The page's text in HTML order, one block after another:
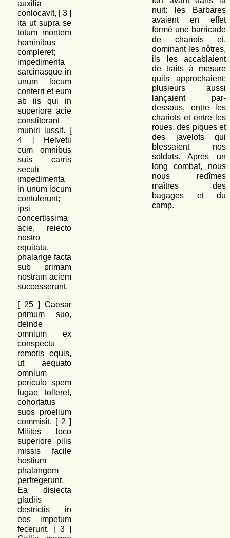
auxilia
conlocavit, [3 ]
ita ut supra se
totum montem
hominibus
compleret;
impedimenta
sarcinasque in
unum locum
conterri et eum
ab iis qui in
superiore acie
constiterant
muniri iussit. [
4 ] Helvetii
cum omnibus
suis carris
secuti
impedimenta
in unum locum
contulerunt;
ipsi
concertissima
acie, reiecto
nostro
equitatu,
phalange facta
sub primam
nostram aciem
successerunt.
[ 25 ] Caesar
primum suo,
deinde
omnium ex
conspectu
remotis equis,
ut aequato
omnium
periculo spem
fugae tolleret,
cohortatus
suos proelium
commisit. [ 2 ]
Milites loco
superiore pilis
missis facile
hostium
phalangem
perfregerunt.
Ea disiecta
gladiis
destrictis in
eos impetum
fecerunt. [ 3 ]
nuit: les Barbares
avaient en effet
formé une barricade
de chariots et,
dominant les nôtres,
ils les accablaient
de traits à mesure
quils approchaient;
plusieurs aussi
lançaient par-
dessous, entre les
chariots et entre les
roues, des piques et
des javelots qui
blessaient nos
soldats. Apres un
long combat, nous
nous redîmes
maîtres des
bagages et du
camp.